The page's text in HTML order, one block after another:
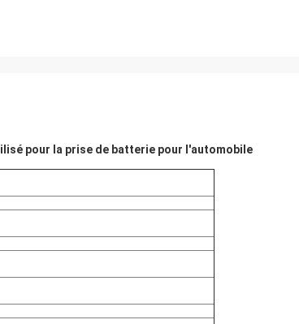
pour la prise de batterie pour l'automobile